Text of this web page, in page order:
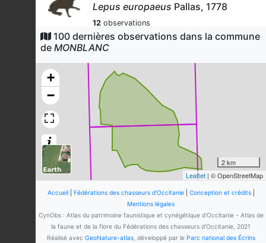
Lepus europaeus Pallas, 1778
12 observations
Dernière observation en 2024 Fiche espèce
Alectoris rufa
(Linnaeus, 1758)
observation
Dernière observation en
2024
Coturnix coturnix
(Linnaeus, 1758)
observation
Dernière observation en
2024 Fiche espèce
Faisan de Colchide
Phasianus colchicus Linnaeus, 1758
Dernière observation en2025
100 dernières observations dans la commune
de MONBLANC
+
−
2 km
Leaflet | © OpenStreetMap
Accueil| Fédérations des chasseurs d'Occitanie| Conception et crédits|
Mentions légales
CynObs : Atlas du patrimoine faunistique et cynégétique d'Occitanie - Atlas de
la faune et de la flore du Fédérations des chasseurs d'Occitanie, 2021
Réalisé avec GeoNature-atlas, développé par le Parc national des Écrins